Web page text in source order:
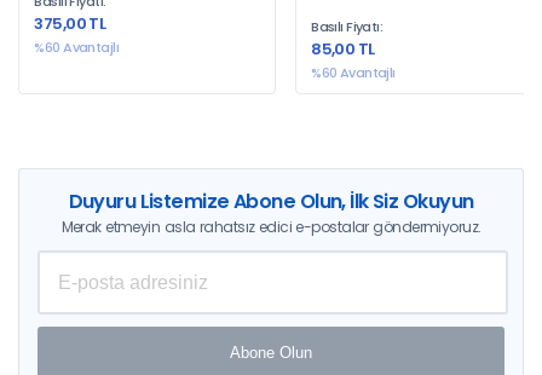
375,00 TL
%60 Avantajlı
Basılı Fiyatı:
85,00 TL
%60 Avantajlı
Duyuru Listemize Abone Olun, İlk Siz Okuyun
Merak etmeyin asla rahatsız edici e-postalar göndermiyoruz.
Abone Olun